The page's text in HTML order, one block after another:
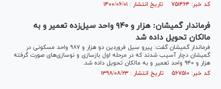
کد خبر: ۷۵۱۴۶۴ تاریخ انتشار : ۱۴۰۰/۰۶/۰۱
فرماندار گمیشان: هزار و ۹۴۰ واحد سیل‌زده تعمیر و به
مالکان تحویل داده شد
فرماندار گمیشان گفت: پیرو سیل فروردین دو هزار و ۹۸۷ واحد مسکونی در
گمیشان دچار آسیب شدند که در مرحله اول بازسازی و نوسازی‌های صورت گرفته
هزار و ۹۴۰ واحد تعمیر و به مالکان تحویل داده شد.
کد خبر: ۵۶۷۵۱۰ تاریخ انتشار : ۱۳۹۸/۰۸/۲۳